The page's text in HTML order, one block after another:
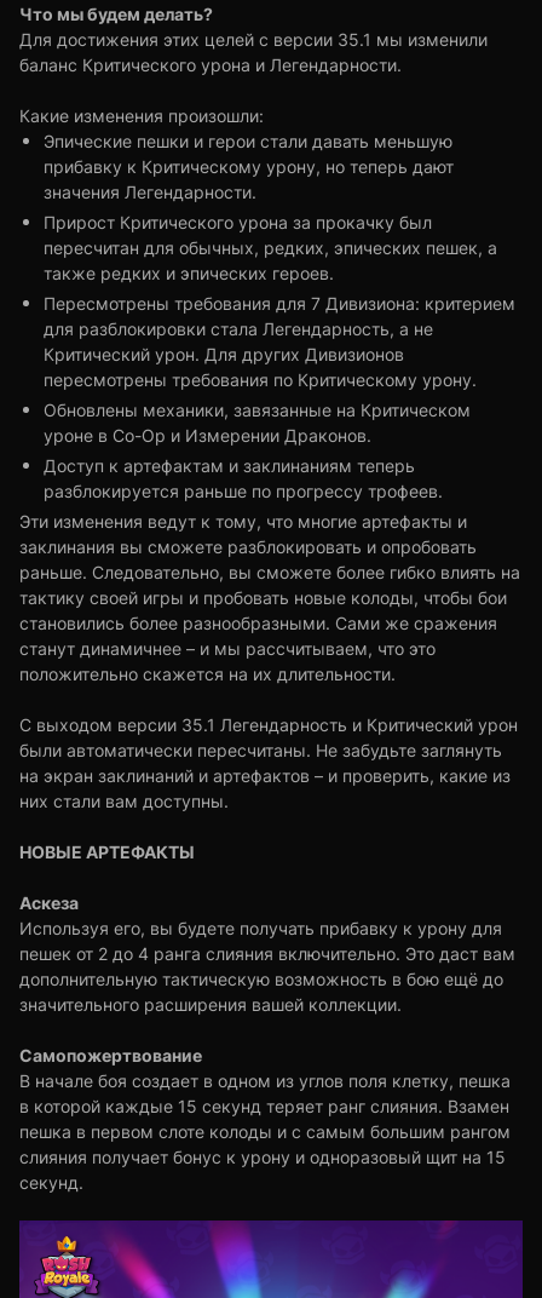
Что мы будем делать?
Для достижения этих целей с версии 35.1 мы изменили
баланс Критического урона и Легендарности.
Какие изменения произошли:
Эпические пешки и герои стали давать меньшую
прибавку к Критическому урону, но теперь дают
значения Легендарности.
Прирост Критического урона за прокачку был
пересчитан для обычных, редких, эпических пешек, а
также редких и эпических героев.
Пересмотрены требования для 7 Дивизиона: критерием
для разблокировки стала Легендарность, а не
Критический урон. Для других Дивизионов
пересмотрены требования по Критическому урону.
Обновлены механики, завязанные на Критическом
уроне в Со-Ор и Измерении Драконов.
Доступ к артефактам и заклинаниям теперь
разблокируется раньше по прогрессу трофеев.
Эти изменения ведут к тому, что многие артефакты и
заклинания вы сможете разблокировать и опробовать
раньше. Следовательно, вы сможете более гибко влиять на
тактику своей игры и пробовать новые колоды, чтобы бои
становились более разнообразными. Сами же сражения
станут динамичнее – и мы рассчитываем, что это
положительно скажется на их длительности.
С выходом версии 35.1 Легендарность и Критический урон
были автоматически пересчитаны. Не забудьте заглянуть
на экран заклинаний и артефактов – и проверить, какие из
них стали вам доступны.
НОВЫЕ АРТЕФАКТЫ
Аскеза
Используя его, вы будете получать прибавку к урону для
пешек от 2 до 4 ранга слияния включительно. Это даст вам
дополнительную тактическую возможность в бою ещё до
значительного расширения вашей коллекции.
Самопожертвование
В начале боя создает в одном из углов поля клетку, пешка
в которой каждые 15 секунд теряет ранг слияния. Взамен
пешка в первом слоте колоды и с самым большим рангом
слияния получает бонус к урону и одноразовый щит на 15
секунд.